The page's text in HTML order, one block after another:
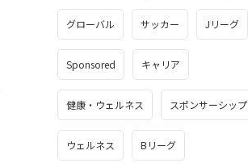
グローバル サッカー Jリーグ
Sponsored キャリア
健康・ウェルネス スポンサーシップ
ウェルネス Bリーグ